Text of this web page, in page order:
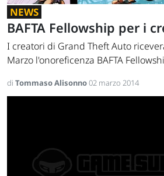
NEWS
BAFTA Fellowship per i
I creatori di Grand Theft Auto
Marzo l'onoreficenza BAFTA
di Tommaso Alisonno02 marzo 2014